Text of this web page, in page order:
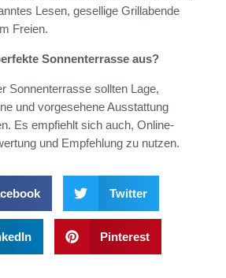
Lesen, gesellige Grillabende
Freien.
Sonnenterrasse aus?
Sonnenterrasse sollten Lage,
und vorgesehene Ausstattung
Es empfiehlt sich auch, Online-
und Empfehlung zu nutzen.
Twitter
Pinterest